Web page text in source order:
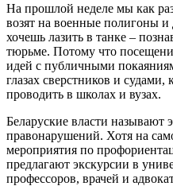
На прошлой неделе мы как
возят на военные полигоны и
хочешь лазить в танке –
тюрьме. Потому что
идей с публичными
глазах сверстников и судами,
проводить в школах и вузах.
Беларуские власти называют
правонарушений. Хотя на
мероприятия по
предлагают экскурсии в
профессоров, врачей и